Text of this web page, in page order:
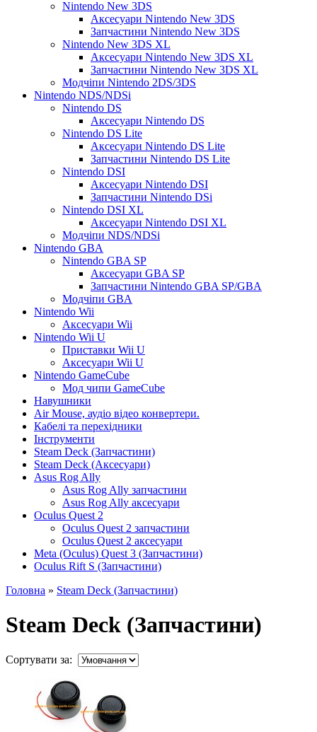
Nintendo New 3DS
Аксесуари Nintendo New 3DS
Запчастини Nintendo New 3DS
Nintendo New 3DS XL
Аксесуари Nintendo New 3DS XL
Запчастини Nintendo New 3DS XL
Модчіпи Nintendo 2DS/3DS
Nintendo NDS/NDSi
Nintendo DS
Аксесуари Nintendo DS
Nintendo DS Lite
Аксесуари Nintendo DS Lite
Запчастини Nintendo DS Lite
Nintendo DSI
Аксесуари Nintendo DSI
Запчастини Nintendo DSi
Nintendo DSI XL
Аксесуари Nintendo DSI XL
Модчіпи NDS/NDSi
Nintendo GBA
Nintendo GBA SP
Аксесуари GBA SP
Запчастини Nintendo GBA SP/GBA
Модчіпи GBA
Nintendo Wii
Аксесуари Wii
Nintendo Wii U
Приставки Wii U
Аксесуари Wii U
Nintendo GameCube
Мод чипи GameCube
Навушники
Air Mouse, аудіо відео конвертери.
Кабелі та перехідники
Інструменти
Steam Deck (Запчастини)
Steam Deck (Аксесуари)
Asus Rog Ally
Asus Rog Ally запчастини
Asus Rog Ally аксесуари
Oculus Quest 2
Oculus Quest 2 запчастини
Oculus Quest 2 аксесуари
Meta (Oculus) Quest 3 (Запчастини)
Oculus Rift S (Запчастини)
Головна » Steam Deck (Запчастини)
Steam Deck (Запчастини)
Сортувати за: